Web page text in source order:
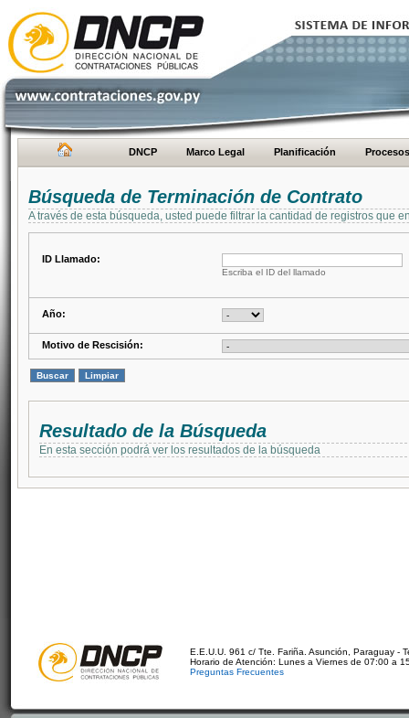
DNCP Marco Legal Planificación Procesos
Búsqueda de Terminación de Contrato
A través de esta búsqueda, usted puede filtrar la cantidad de registros que
ID Llamado:
Escriba el ID del llamado
Año:
Motivo de Rescisión:
Resultado de la Búsqueda
En esta sección podrá ver los resultados de la búsqueda
E.E.U.U. 961 c/ Tte. Fariña. Asunción, Paraguay -
Horario de Atención: Lunes a Viernes de 07:00 a
Preguntas Frecuentes